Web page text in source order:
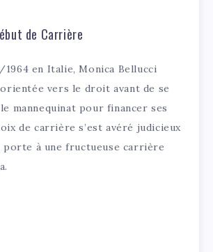
de Carrière
en Italie, Monica Bellucci
orientée vers le droit avant de se
mannequinat pour financer ses
de carrière s’est avéré judicieux
à une fructueuse carrière